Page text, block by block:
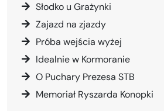
Słodko u Grażynki
Zajazd na zjazdy
Próba wejścia wyżej
Idealnie w Kormoranie
O Puchary Prezesa STB
Memoriał Ryszarda Konopki